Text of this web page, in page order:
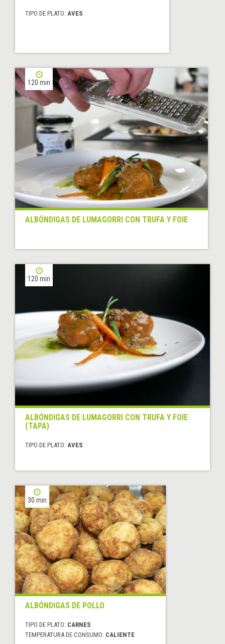
TIPO DE PLATO: AVES
120 min
ALBÓNDIGAS DE LUMAGORRI CON TRUFA Y FOIE
120 min
ALBÓNDIGAS DE LUMAGORRI CON TRUFA Y FOIE
(TAPA)
TIPO DE PLATO: AVES
30 min
ALBÓNDIGAS DE POLLO
TIPO DE PLATO: CARNES
TEMPERATURA DE CONSUMO: CALIENTE